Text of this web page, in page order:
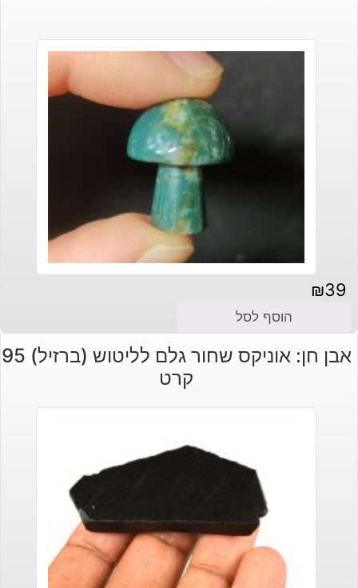
₪39
הוסף לסל
אבן חן: אוניקס שחור גלם לליטוש (ברזיל) 95
קרט